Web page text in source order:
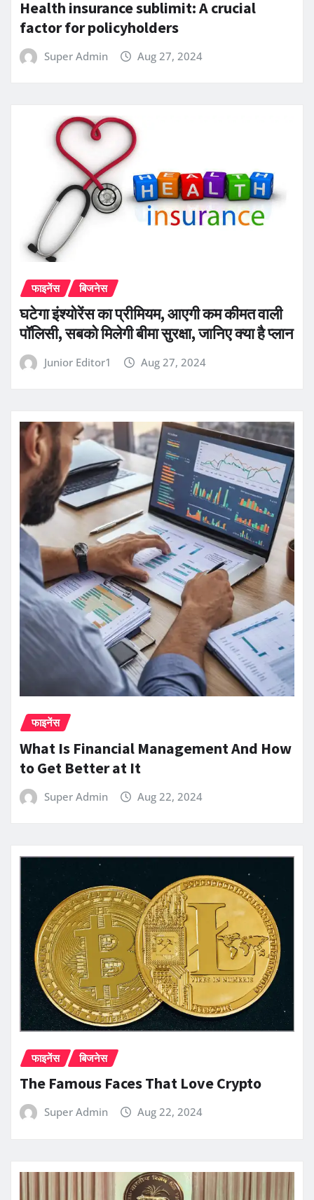
Health insurance sublimit: A crucial
factor for policyholders
Super Admin Aug 27, 2024
फाइनेंस बिजनेस
घटेगा इंश्योरेंस का प्रीमियम, आएगी कम कीमत वाली
पॉलिसी, सबको मिलेगी बीमा सुरक्षा, जानिए क्या है प्लान
Junior Editor1 Aug 27, 2024
फाइनेंस
What Is Financial Management And How
to Get Better at It
Super Admin Aug 22, 2024
फाइनेंस बिजनेस
The Famous Faces That Love Crypto
Super Admin Aug 22, 2024